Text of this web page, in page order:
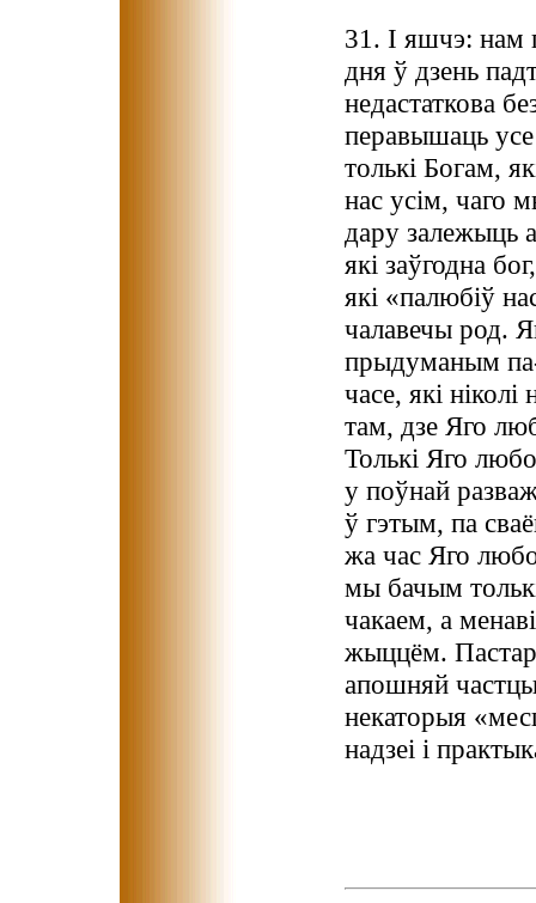
31. І яшчэ: нам
дня ў дзень
недастаткова
перавышаць усе
толькі Богам,
нас усім, чаго
дару залежыць
які заўгодна
які «палюбіў
чалавечы род.
прыдуманым
часе, які
там, дзе Яго
Толькі Яго
у поўнай
ў гэтым, па
жа час Яго
мы бачым
чакаем, а
жыццём.
апошняй
некаторыя
надзеі і